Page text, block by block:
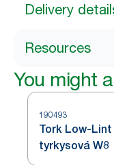
Delivery
Resources
You might
190493
Tork Low-
tyrkysová W8